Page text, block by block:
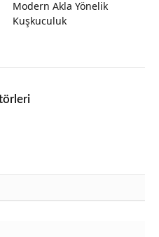
Modern Akla Yönelik
Kuşkuculuk